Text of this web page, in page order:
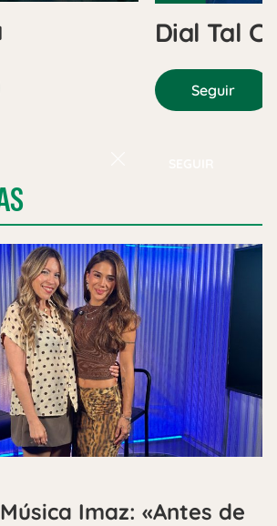
Dial Tal
Seguir
Imaz: «Antes de